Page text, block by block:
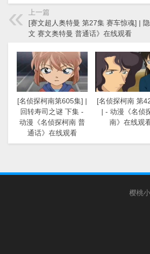
上一篇
[赛文超人奥特曼 第27集 赛车惊魂] |
文 赛文奥特曼 普通话》在线观看
[名侦探柯南第605集] |
回转寿司之谜 下集 -
动漫《名侦探柯南 普
通话》在线观看
[名侦探柯南 第
| - 动漫《名侦
南》在线观
樱桃